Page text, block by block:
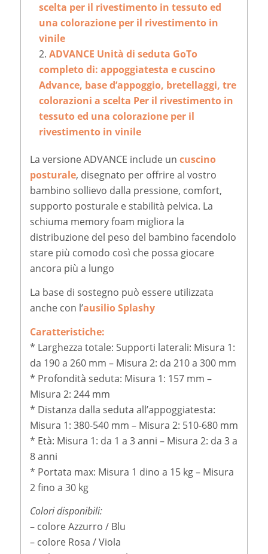
scelta per il rivestimento in tessuto ed
una colorazione per il rivestimento in
vinile
ADVANCE Unità di seduta GoTo
completo di: appoggiatesta e cuscino
Advance, base d’appoggio, bretellaggi, tre
colorazioni a scelta Per il rivestimento in
tessuto ed una colorazione per il
rivestimento in vinile
La versione ADVANCE include un cuscino
posturale, disegnato per offrire al vostro
bambino sollievo dalla pressione, comfort,
supporto posturale e stabilità pelvica. La
schiuma memory foam migliora la
distribuzione del peso del bambino facendolo
stare più comodo così che possa giocare
ancora più a lungo
La base di sostegno può essere utilizzata
anche con l’ausilioSplashy
Caratteristiche:
* Larghezza totale: Supporti laterali: Misura 1:
da 190 a 260 mm – Misura 2: da 210 a 300 mm
* Profondità seduta: Misura 1: 157 mm –
Misura 2: 244 mm
* Distanza dalla seduta all’appoggiatesta:
Misura 1: 380-540 mm – Misura 2: 510-680 mm
* Età: Misura 1: da 1 a 3 anni – Misura 2: da 3 a
8 anni
* Portata max: Misura 1 dino a 15 kg – Misura
2 fino a 30 kg
Colori disponibili:
– colore Azzurro / Blu
– colore Rosa / Viola